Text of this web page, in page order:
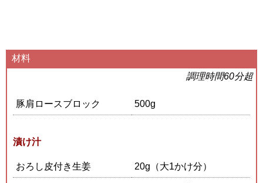
材料
調理時間60分超
豚肩ロースブロック 500g
漬け汁
おろし皮付き生姜 20g（大1かけ分）